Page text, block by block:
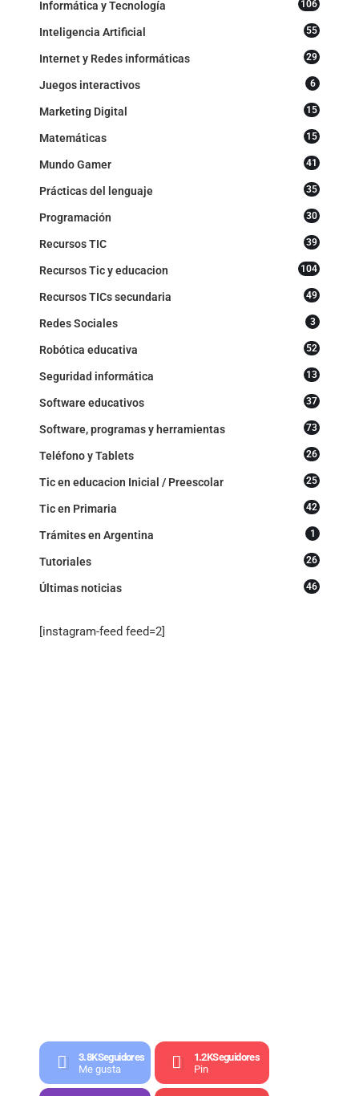
Informática y Tecnología 106
Inteligencia Artificial 55
Internet y Redes informáticas 29
Juegos interactivos 6
Marketing Digital 15
Matemáticas 15
Mundo Gamer 41
Prácticas del lenguaje 35
Programación 30
Recursos TIC 39
Recursos Tic y educacion 104
Recursos TICs secundaria 49
Redes Sociales 3
Robótica educativa 52
Seguridad informática 13
Software educativos 37
Software, programas y herramientas 73
Teléfono y Tablets 26
Tic en educacion Inicial / Preescolar 25
Tic en Primaria 42
Trámites en Argentina 1
Tutoriales 26
Últimas noticias 46
[instagram-feed feed=2]
3.8KSeguidores
Me gusta
1.2KSeguidores
Pin